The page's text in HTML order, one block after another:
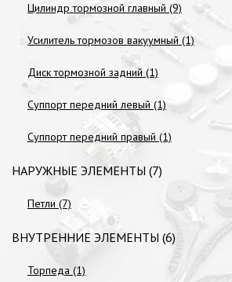
Цилиндр тормозной главный (9)
Усилитель тормозов вакуумный (1)
Диск тормозной задний (1)
Суппорт передний левый (1)
Суппорт передний правый (1)
НАРУЖНЫЕ ЭЛЕМЕНТЫ (7)
Петли (7)
ВНУТРЕННИЕ ЭЛЕМЕНТЫ (6)
Торпеда (1)